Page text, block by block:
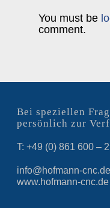
You must be
comment.
Bei speziellen
persönlich zur
T: +49 (0) 861 600 –
info@hofmann-cnc.de
www.hofmann-cnc.de